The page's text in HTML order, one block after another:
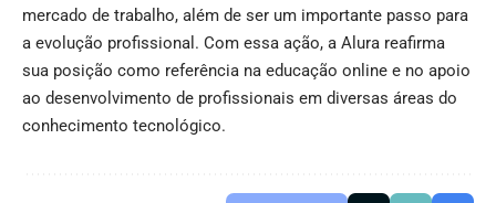
mercado de trabalho, além de ser um importante passo para
a evolução profissional. Com essa ação, a Alura reafirma
sua posição como referência na educação online e no apoio
ao desenvolvimento de profissionais em diversas áreas do
conhecimento tecnológico.